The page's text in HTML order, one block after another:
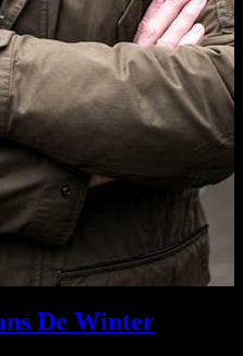
De Winter